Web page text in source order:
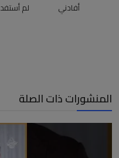
أفادني لم أستفد
المنشورات ذات الصلة